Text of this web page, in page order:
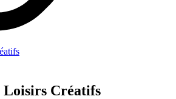
Loisirs Créatifs